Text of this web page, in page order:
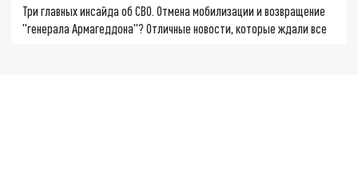
Три главных инсайда об СВО. Отмена мобилизации и возвращение
"генерала Армагеддона"? Отличные новости, которые ждали все